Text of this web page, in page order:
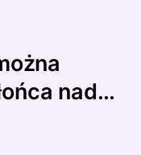
nad